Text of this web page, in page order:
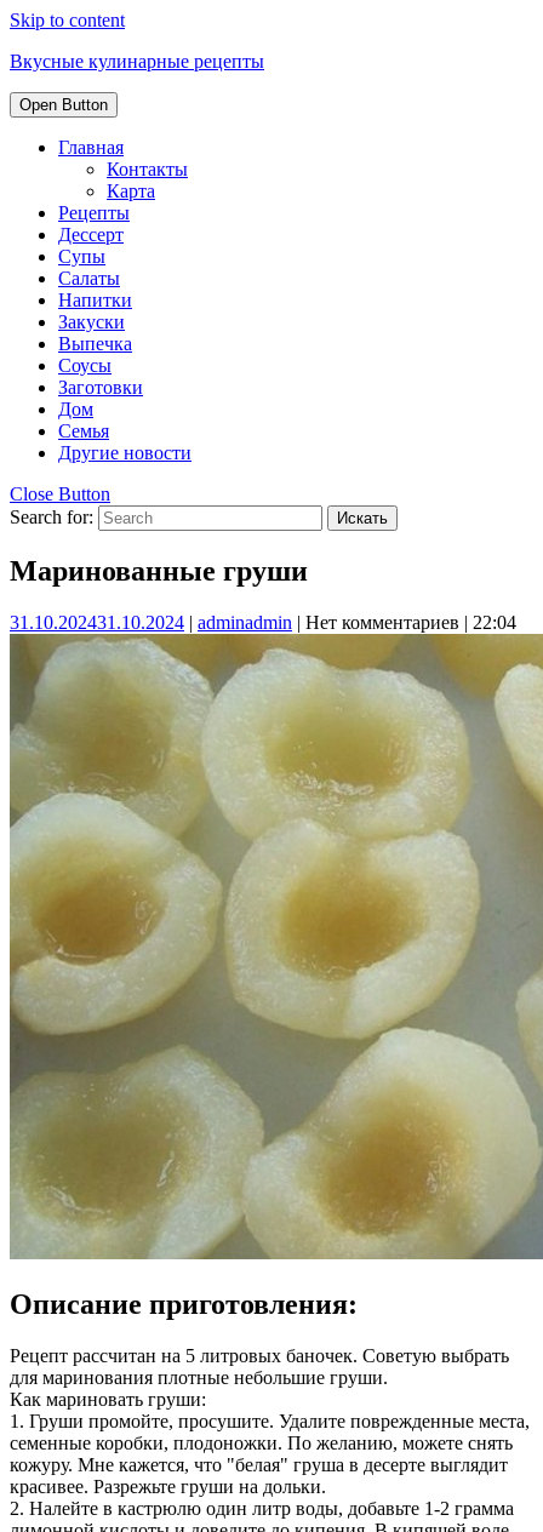
Skip to content
Вкусные кулинарные рецепты
Open Button
Главная
Контакты
Карта
Рецепты
Дессерт
Супы
Салаты
Напитки
Закуски
Выпечка
Соусы
Заготовки
Дом
Семья
Другие новости
Close Button
Search for:
Маринованные груши
31.10.202431.10.2024 | adminadmin | Нет комментариев | 22:04
Описание приготовления:
Рецепт рассчитан на 5 литровых баночек. Советую выбрать
для маринования плотные небольшие груши.
Как мариновать груши:
1. Груши промойте, просушите. Удалите поврежденные места,
семенные коробки, плодоножки. По желанию, можете снять
кожуру. Мне кажется, что "белая" груша в десерте выглядит
красивее. Разрежьте груши на дольки.
2. Налейте в кастрюлю один литр воды, добавьте 1-2 грамма